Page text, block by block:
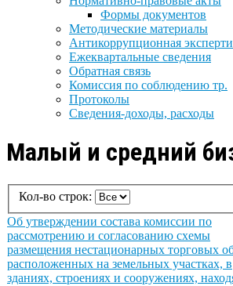
Формы документов
Методические материалы
Антикоррупционная
Ежеквартальные сведения
Обратная связь
Комиссия по соблюдению тр.
Протоколы
Сведения-доходы, расходы
Малый и средний
Кол-во строк:
Об утверждении состава комиссии по
рассмотрению и согласованию схемы
размещения нестационарных торговых
расположенных на земельных участках, в
зданиях, строениях и сооружениях,